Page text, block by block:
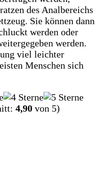
des Analbereichs
Sie können dann
werden oder
werden.
viel leichter
Menschen sich
4,90 von 5)